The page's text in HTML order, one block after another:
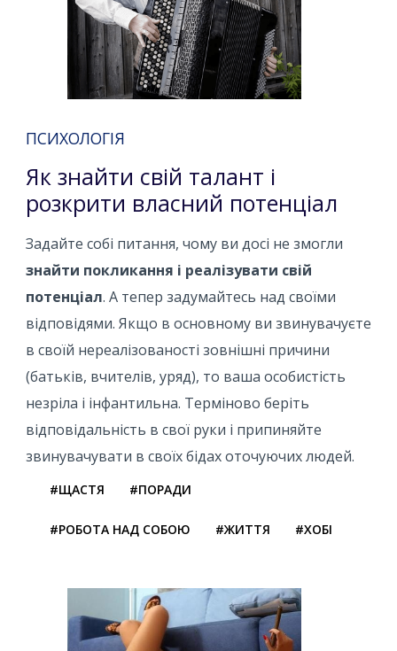
ПСИХОЛОГІЯ
Як знайти свій талант і
розкрити власний потенціал
Задайте собі питання, чому ви досі не змогли
знайти покликання і реалізувати свій
потенціал. А тепер задумайтесь над своїми
відповідями. Якщо в основному ви звинувачуєте
в своїй нереалізованості зовнішні причини
(батьків, вчителів, уряд), то ваша особистість
незріла і інфантильна. Терміново беріть
відповідальність в свої руки і припиняйте
звинувачувати в своїх бідах оточуючих людей.
#ЩАСТЯ #ПОРАДИ
#РОБОТА НАД СОБОЮ #ЖИТТЯ #ХОБІ